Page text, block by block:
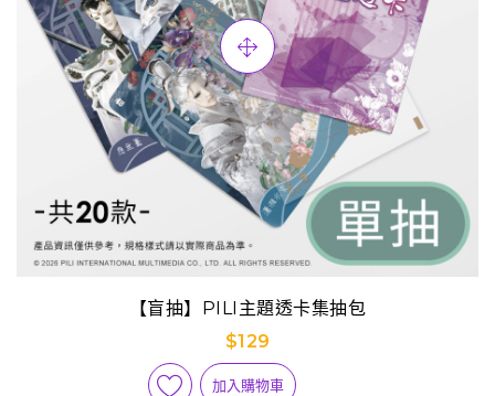
【盲抽】PILI主題透卡集抽包
$129
加入購物車